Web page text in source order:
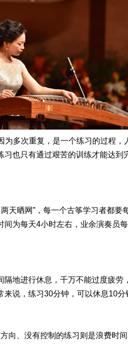
多次重复，是一个练习的过程，
也只有通过艰苦的训练才能达到
晒网”，每一个古筝学习者都要
为每天4小时左右，业余演奏员
地进行休息，千万不能过度疲劳
说，练习30分钟，可以休息10分
、没有控制的练习则是浪费时